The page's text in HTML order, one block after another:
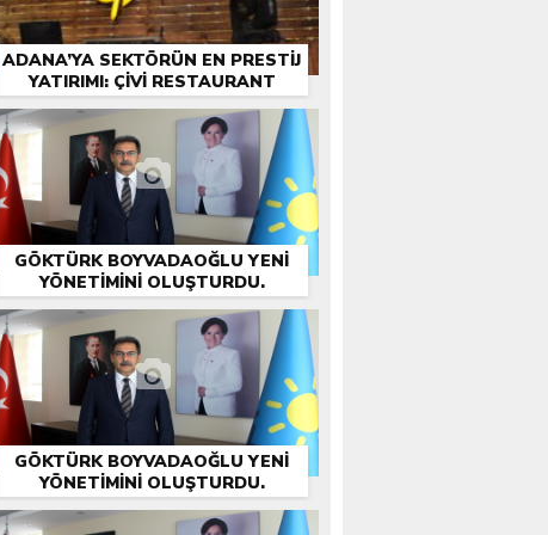
ADANA’YA SEKTÖRÜN EN PRESTIJ
YATIRIMI: ÇİVİ RESTAURANT
GÖKTÜRK BOYVADAOĞLU YENİ
YÖNETİMİNİ OLUŞTURDU.
GÖKTÜRK BOYVADAOĞLU YENİ
YÖNETİMİNİ OLUŞTURDU.